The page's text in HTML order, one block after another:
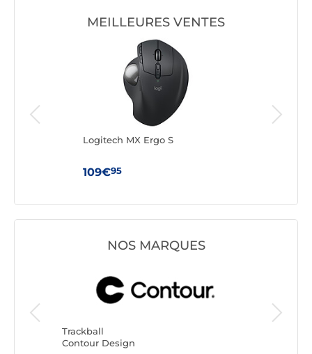
MEILLEURES VENTES
Logitech MX Ergo S
109€95
NOS MARQUES
Trackball
Contour Design
Trackball